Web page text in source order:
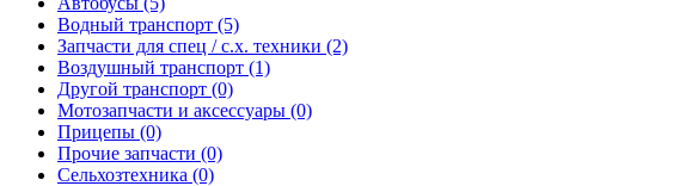
Водный транспорт (5)
Запчасти для спец / с.х. техники (2)
Воздушный транспорт (1)
Другой транспорт (0)
Мотозапчасти и аксессуары (0)
Прицепы (0)
Прочие запчасти (0)
Сельхозтехника (0)